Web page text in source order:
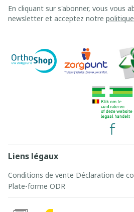
En cliquant sur s'abonner, vous vous
newsletter et acceptez notre
Liens légaux
Conditions de vente Déclaration de
Plate-forme ODR